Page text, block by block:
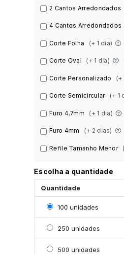
2 Cantos Arredondados
4 Cantos Arredondados
Corte Folha (+ 1 dia)
Corte Oval (+ 1 dia)
Corte Personalizado (+
Corte Semicircular (+ 1
Furo 4,7mm (+ 1 dia)
Furo 4mm (+ 2 dias)
Refile Tamanho Menor
Escolha a quantidade
Quantidade
Selecionar 100
100 unidades
Selecionar 250
250 unidades
Selecionar 500
500 unidades